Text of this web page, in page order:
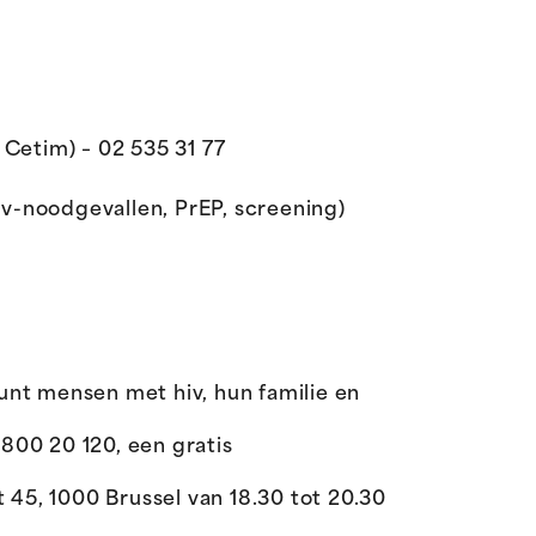
– 02 535 31 77
noodgevallen, PrEP, screening)
mensen met hiv, hun familie en
20 120, een gratis
1000 Brussel van 18.30 tot 20.30